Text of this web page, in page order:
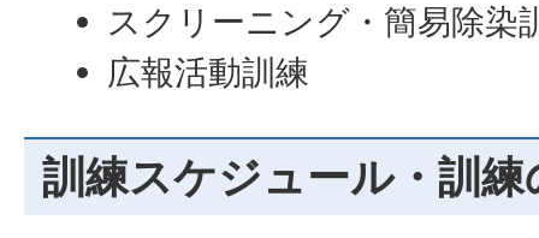
スクリーニング・簡易除染
広報活動訓練
訓練スケジュール・訓練